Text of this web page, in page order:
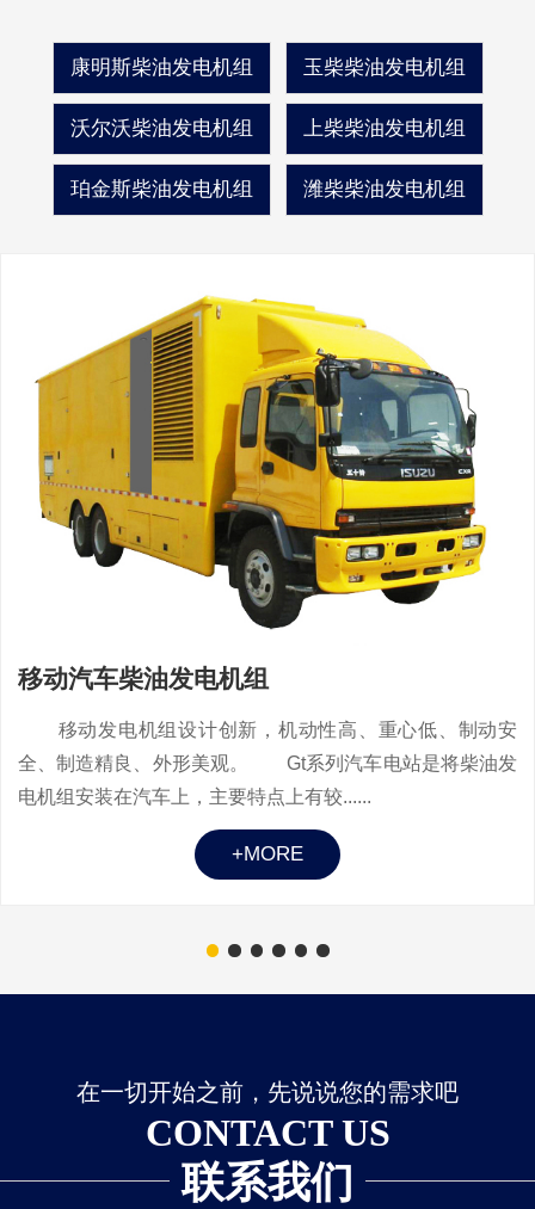
康明斯柴油发电机组 玉柴柴油发电机组
沃尔沃柴油发电机组 上柴柴油发电机组
珀金斯柴油发电机组 潍柴柴油发电机组
移动汽车柴油发电机组
移动发电机组设计创新，机动性高、重心低、制动安
全、制造精良、外形美观。 Gt系列汽车电站是将柴油发
电机组安装在汽车上，主要特点上有较......
+MORE
在一切开始之前，先说说您的需求吧
CONTACT US
联系我们